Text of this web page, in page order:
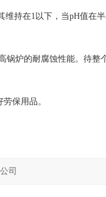
持在1以下，当pH值在
锅炉的耐腐蚀性能。待整
保用品。